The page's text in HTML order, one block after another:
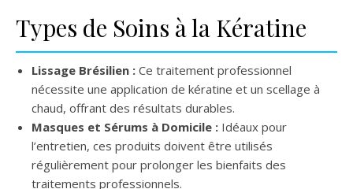
Types de Soins à la Kératine
Lissage Brésilien : Ce traitement professionnel
nécessite une application de kératine et un scellage à
chaud, offrant des résultats durables.
Masques et Sérums à Domicile : Idéaux pour
l’entretien, ces produits doivent être utilisés
régulièrement pour prolonger les bienfaits des
traitements professionnels.